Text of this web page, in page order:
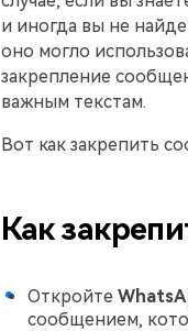
и иногда вы не
оно могло
закрепление
важным текстам.
Вот как закрепить
Как
Откройте
сообщением,